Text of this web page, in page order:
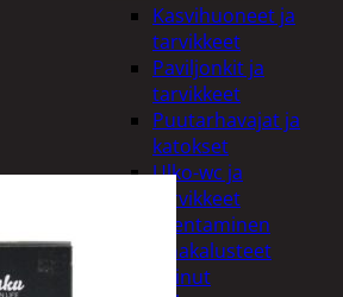
Kasvihuoneet ja
tarvikkeet
Paviljonkit ja
tarvikkeet
Puutarhavajat ja
katokset
Ulko-wc ja
tarvikkeet
Piharakentaminen
Puutarhakalusteet
Keinut